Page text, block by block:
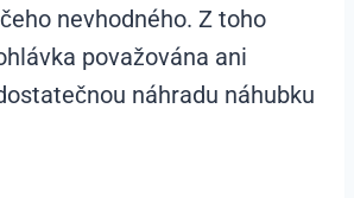
nevhodného. Z toho
považována ani
náhradu náhubku